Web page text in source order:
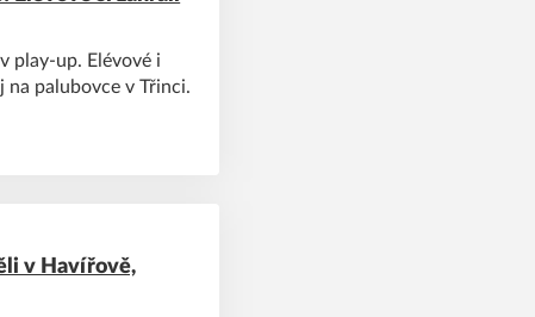
play-up. Elévové i
na palubovce v Třinci.
v Havířově,